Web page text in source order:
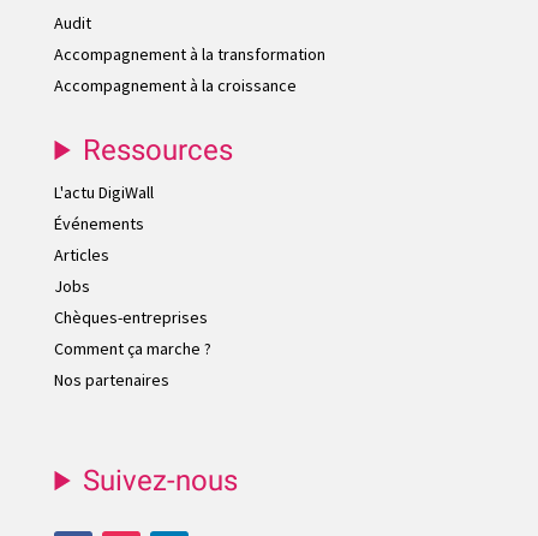
Audit
Accompagnement à la transformation
Accompagnement à la croissance
Ressources
L'actu DigiWall
Événements
Articles
Jobs
Chèques-entreprises
Comment ça marche ?
Nos partenaires
Suivez-nous